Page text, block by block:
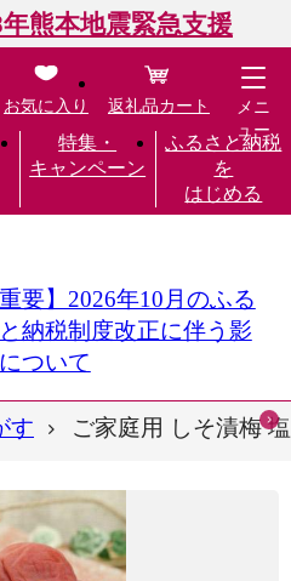
年熊本地震緊急支援
特集・
キャンペーン
ふるさと納税
を
はじめる
お気に入り 返礼品カート
メニ
ュー
重要】2026年10月のふる
納税制度改正に伴う影
ついて
す ご家庭用 しそ漬梅